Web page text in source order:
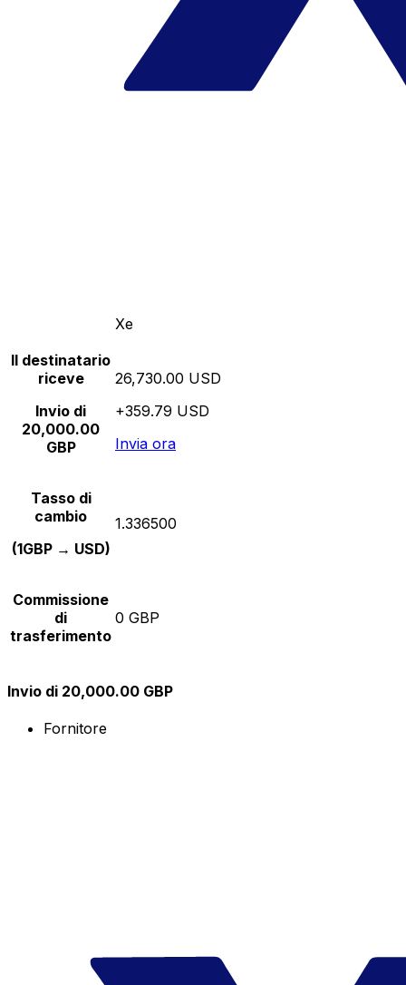
Xe
Il destinatario
riceve
Invio di
20,000.00
GBP
26,730.00 USD
+359.79 USD
Invia ora
Tasso di
cambio
(1GBP → USD)
1.336500
Commissione
di
trasferimento
0 GBP
Invio di 20,000.00 GBP
Fornitore